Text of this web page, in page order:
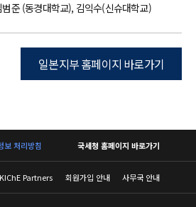
범준 (동경대학교), 김익수(신슈대학교)
일본지부 홈페이지 바로가기
보 처리방침 국세청 홈페이지 바로가기
KIChE Partners 회원가입 안내 사무국 안내